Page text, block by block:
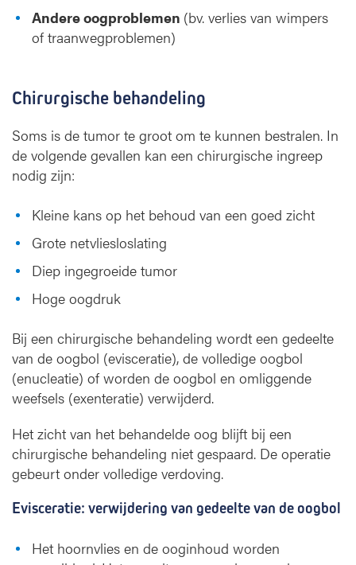
Andere oogproblemen (bv. verlies van wimpers
of traanwegproblemen)
Chirurgische behandeling
Soms is de tumor te groot om te kunnen bestralen. In
de volgende gevallen kan een chirurgische ingreep
nodig zijn:
Kleine kans op het behoud van een goed zicht
Grote netvliesloslating
Diep ingegroeide tumor
Hoge oogdruk
Bij een chirurgische behandeling wordt een gedeelte
van de oogbol (evisceratie), de volledige oogbol
(enucleatie) of worden de oogbol en omliggende
weefsels (exenteratie) verwijderd.
Het zicht van het behandelde oog blijft bij een
chirurgische behandeling niet gespaard. De operatie
gebeurt onder volledige verdoving.
Evisceratie: verwijdering van gedeelte van de oogbol
Het hoornvlies en de ooginhoud worden